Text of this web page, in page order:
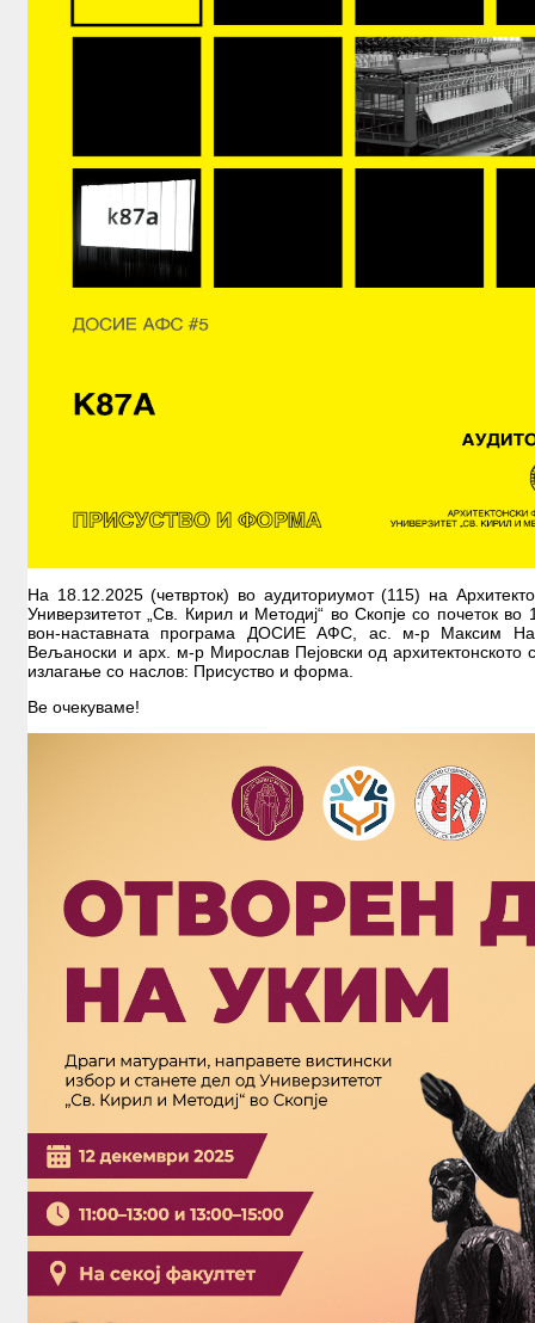
На 18.12.2025 (четврток) во аудиториумот (115) на
Универзитетот „Св. Кирил и Методиј“ во Скопје со почеток во
вон-наставната програма ДОСИЕ АФС, ас. м-р Максим
Вељаноски и арх. м-р Мирослав Пејовски од архитектонското
излагање со наслов: Присуство и форма.
Ве очекуваме!